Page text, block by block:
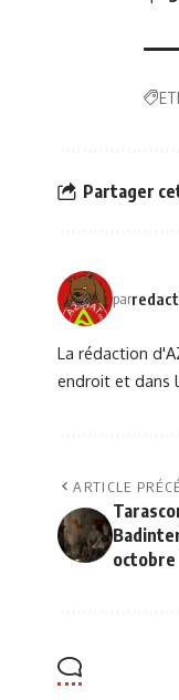
Partager
par
La rédaction
endroit et dans
ARTICLE
octobre